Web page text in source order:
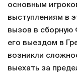
основным
выступлениям в
вызов в сборную
его выездом в
возникли
выехать за